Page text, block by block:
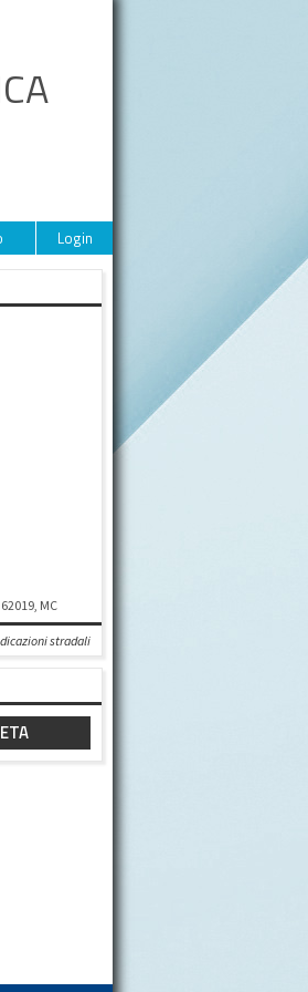
VideoLogin
MC
stradali